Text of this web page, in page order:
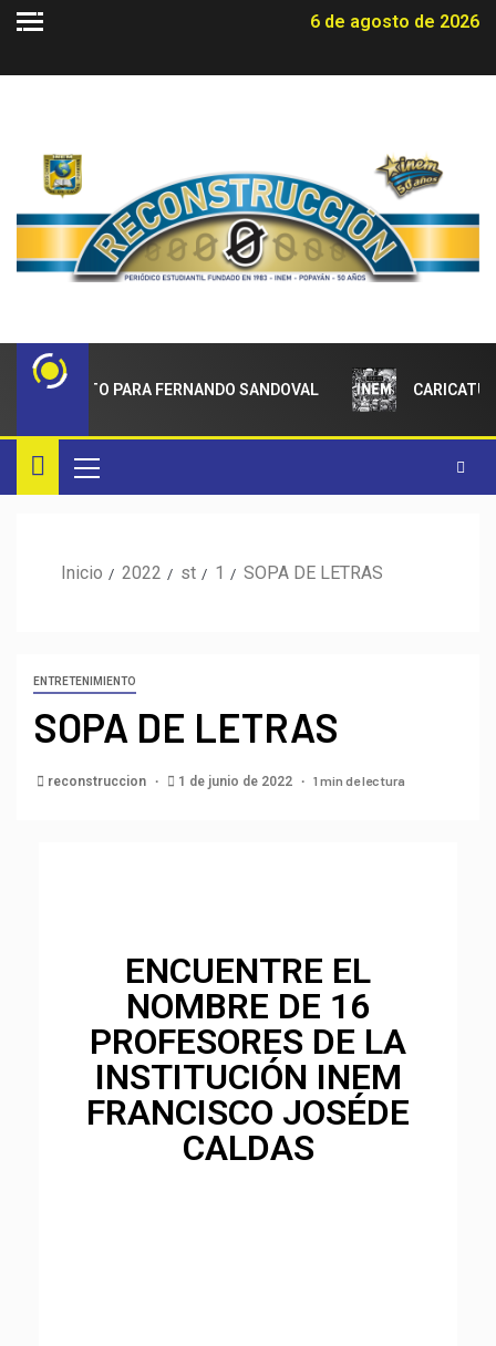
6 de agosto de 2026
PARA FERNANDO SANDOVAL
Inicio 2022 st 1 SOPA DE LETRAS
ENTRETENIMIENTO
SOPA DE LETRAS
reconstruccion 1 de junio de 2022 1 min de lectura
ENCUENTRE EL
NOMBRE DE 16
PROFESORES DE LA
INSTITUCIÓN INEM
FRANCISCO JOSÉDE
CALDAS